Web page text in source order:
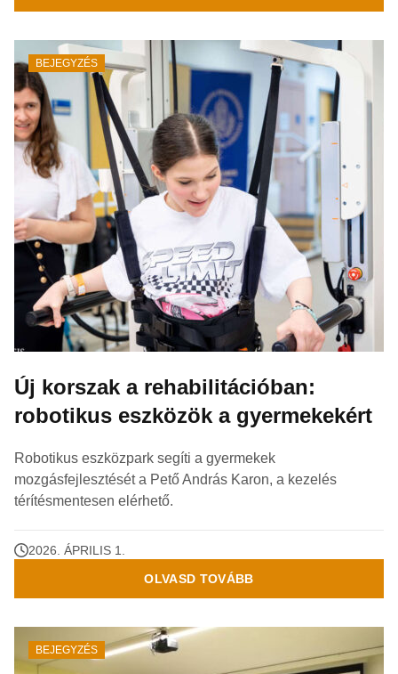
BEJEGYZÉS
Új korszak a rehabilitációban:
robotikus eszközök a gyermekekért
Robotikus eszközpark segíti a gyermekek
mozgásfejlesztését a Pető András Karon, a kezelés
térítésmentesen elérhető.
2026. ÁPRILIS 1.
OLVASD TOVÁBB
BEJEGYZÉS